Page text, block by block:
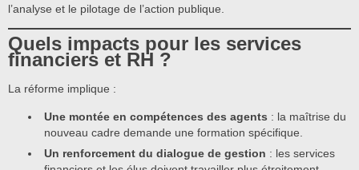
l’analyse et le pilotage de l’action publique.
Quels impacts pour les services
financiers et RH ?
La réforme implique :
Une montée en compétences des agents : la maîtrise du
nouveau cadre demande une formation spécifique.
Un renforcement du dialogue de gestion : les services